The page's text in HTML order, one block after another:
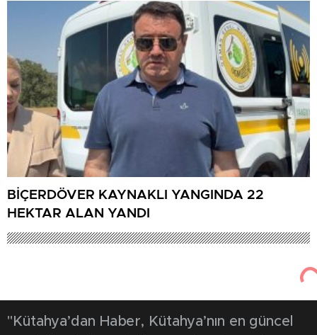
BİÇERDÖVER KAYNAKLI YANGINDA 22
HEKTAR ALAN YANDI
"Kütahya’dan Haber, Kütahya’nın en güncel